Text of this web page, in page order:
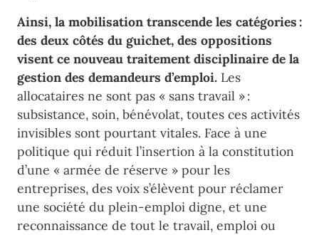
Ainsi, la mobilisation transcende les catégories :
des deux côtés du guichet, des oppositions
visent ce nouveau traitement disciplinaire de la
gestion des demandeurs d’emploi. Les
allocataires ne sont pas « sans travail » :
subsistance, soin, bénévolat, toutes ces activités
invisibles sont pourtant vitales. Face à une
politique qui réduit l’insertion à la constitution
d’une « armée de réserve » pour les
entreprises, des voix s’élèvent pour réclamer
une société du plein-emploi digne, et une
reconnaissance de tout le travail, emploi ou